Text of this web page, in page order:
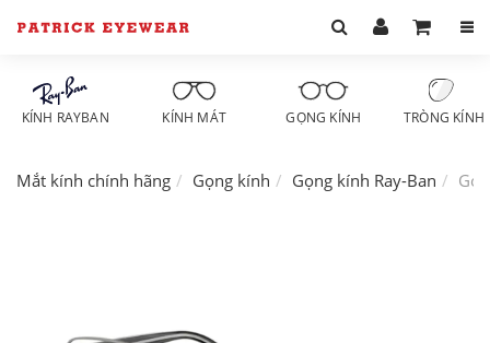
KÍNH RAYBAN KÍNH MÁT GỌNG KÍNH TRÒNG KÍNH
Mắt kính chính hãng Gọng kính Gọng kính Ray-Ban